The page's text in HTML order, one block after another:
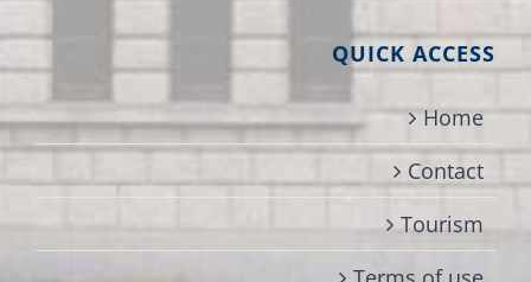
QUICK ACCESS
Home
Contact
Tourism